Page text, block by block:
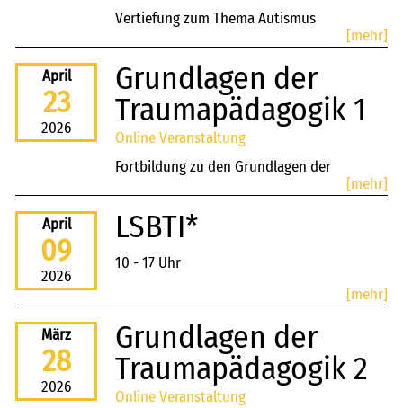
Vertiefung zum Thema Autismus
[mehr]
April
23
2026
Grundlagen der
Traumapädagogik 1
Online Veranstaltung
Fortbildung zu den Grundlagen der
[mehr]
April
09
2026
LSBTI*
10 - 17 Uhr
[mehr]
März
28
2026
Grundlagen der
Traumapädagogik 2
Online Veranstaltung